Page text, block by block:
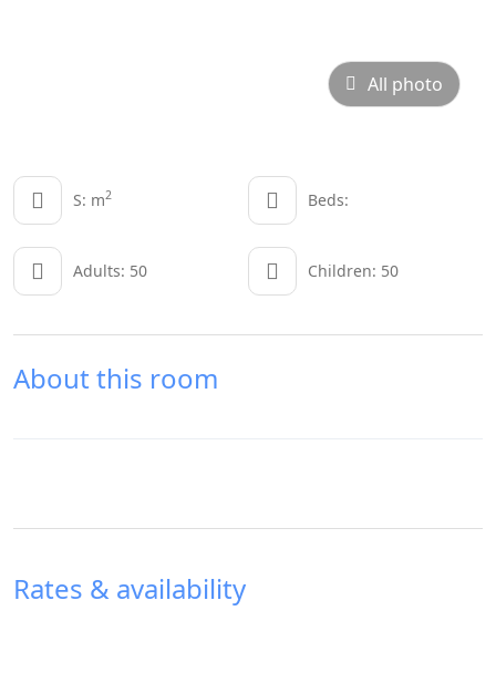
All photo
S: m2 Beds:
Adults: 50 Children: 50
About this room
Rates & availability